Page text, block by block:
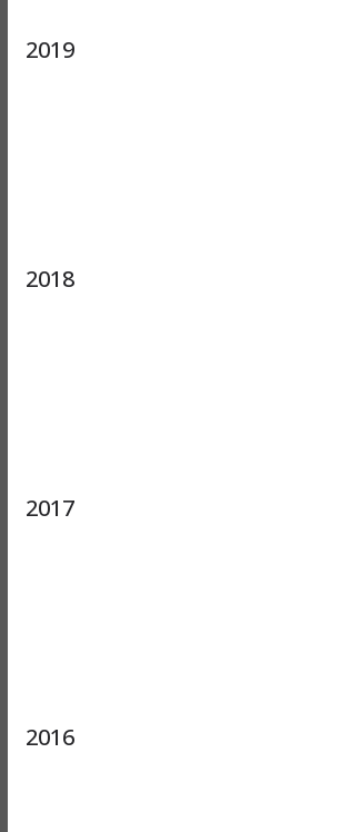
2019
2018
2017
2016